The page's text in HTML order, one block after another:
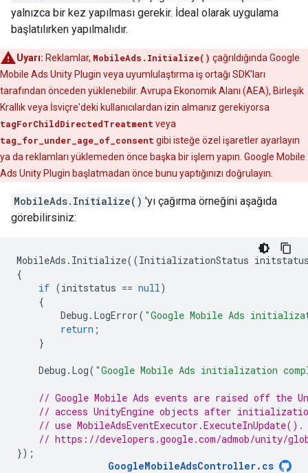
yalnızca bir kez yapılması gerekir. İdeal olarak uygulama
başlatılırken yapılmalıdır.
Uyarı: Reklamlar, MobileAds.Initialize() çağrıldığında Google
Mobile Ads Unity Plugin veya uyumlulaştırma iş ortağı SDK'ları
tarafından önceden yüklenebilir. Avrupa Ekonomik Alanı (AEA), Birleşik
Krallık veya İsviçre'deki kullanıcılardan izin almanız gerekiyorsa
tagForChildDirectedTreatment veya
tag_for_under_age_of_consent gibi isteğe özel işaretler ayarlayın
ya da reklamları yüklemeden önce başka bir işlem yapın. Google Mobile
Ads Unity Plugin başlatmadan önce bunu yaptığınızı doğrulayın.
MobileAds.Initialize() 'yı çağırma örneğini aşağıda
görebilirsiniz:
MobileAds . Initialize((InitializationStatus
{
if (initstatus == null )
{
Debug . LogError( "Google Mobile Ads
return ;
}
Debug . Log( "Google Mobile Ads initialization
// Google Mobile Ads events are raised off the
// access UnityEngine objects after
// use
// https://developers.google.com/admob/unity/
});
GoogleMobileAdsController. cs